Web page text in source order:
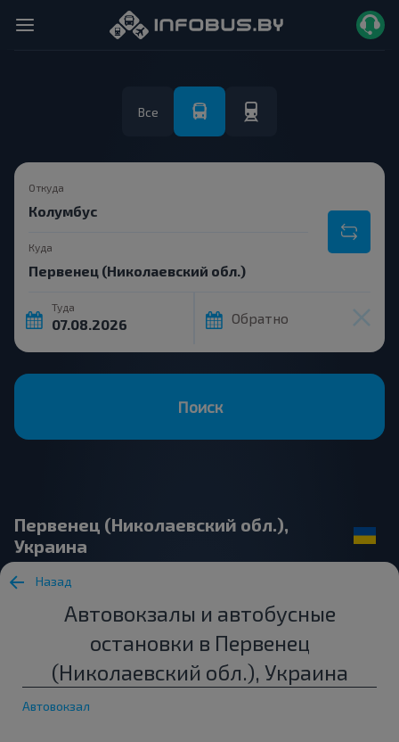
Все
Откуда
Куда
Туда
Обратно
Поиск
Первенец (Николаевский обл.),
Украина
Назад
Автовокзалы и автобусные
остановки в Первенец
(Николаевский обл.), Украина
Автовокзал